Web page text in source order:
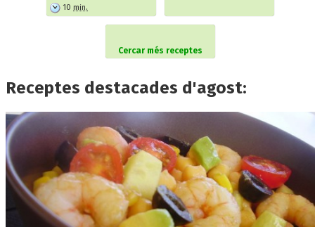
10 min.
Cercar més receptes
Receptes destacades d'agost: